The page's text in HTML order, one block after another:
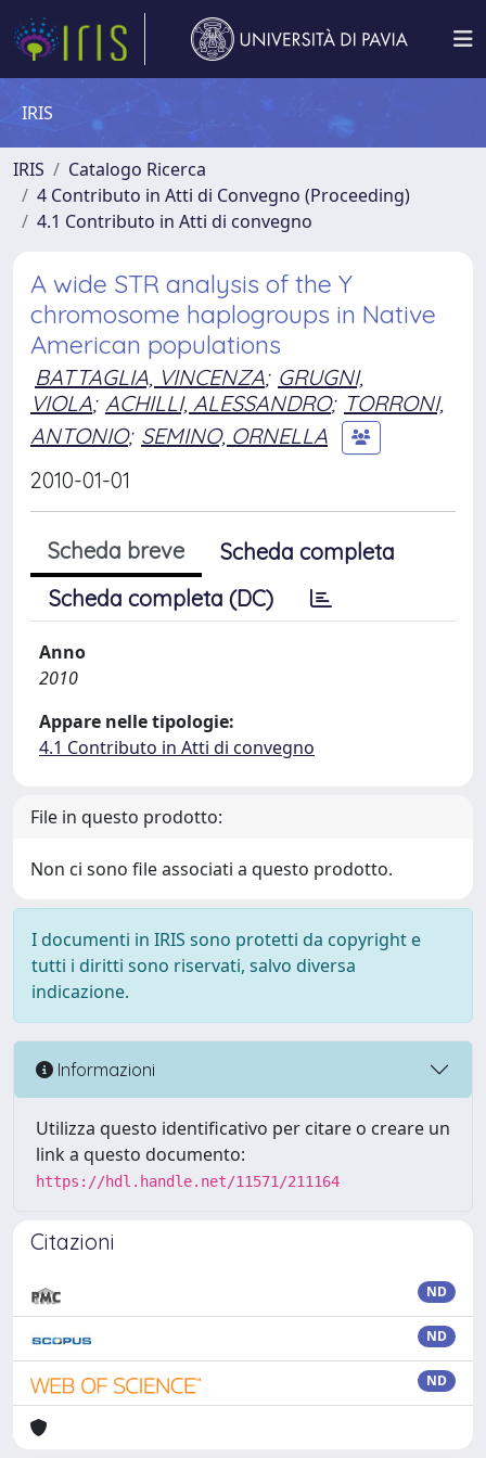
IRIS
IRIS
Catalogo Ricerca
4 Contributo in Atti di Convegno (Proceeding)
4.1 Contributo in Atti di convegno
A wide STR analysis of the Y
chromosome haplogroups in Native
American populations
BATTAGLIA, VINCENZA; GRUGNI,
VIOLA; ACHILLI, ALESSANDRO; TORRONI,
ANTONIO; SEMINO, ORNELLA
2010-01-01
Scheda breve
Scheda completa
Scheda completa (DC)
Anno
2010
Appare nelle tipologie:
4.1 Contributo in Atti di convegno
File in questo prodotto:
Non ci sono file associati a questo prodotto.
I documenti in IRIS sono protetti da copyright e
tutti i diritti sono riservati, salvo diversa
indicazione.
Informazioni
Utilizza questo identificativo per citare o creare un
link a questo documento:
https://hdl.handle.net/11571/211164
Citazioni
ND
ND
ND